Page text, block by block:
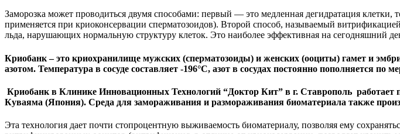
Заморозка может проводиться двумя способами: первый — это медленная дегидратация клетки,
применяется при криоконсервации сперматозоидов). Второй способ, называемый
льда, нарушающих нормальную структуру клеток. Это наиболее эффективная на сегодняшний
Криобанк – это криохранилище мужских (сперматозоиды) и женских (ооциты) гамет и
азотом. Температура в сосуде составляет -196°С, азот в сосудах постоянно пополняется по
Криобанк в Клинике Инновационных Технологий “Доктор Кит” в г. Ставрополь работает
Куваяма (Япония). Среда для замораживания и размораживания биоматериала также
Эта технология дает почти стопроцентную выживаемость биоматериалу, позволяя ему